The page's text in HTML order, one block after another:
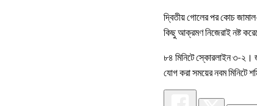
দ্বিতীয় গোলের পর কোচ
কিছু আক্রমণ নিজেরাই নষ্ট
৮৪ মিনিটে স্কোরলাইন ৩-২।
যোগ করা সময়ের নবম মিনিটে